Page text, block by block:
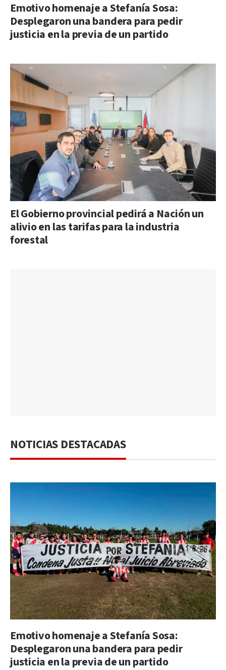
Emotivo homenaje a Stefanía Sosa:
Desplegaron una bandera para pedir
justicia en la previa de un partido
El Gobierno provincial pedirá a Nación un
alivio en las tarifas para la industria
forestal
NOTICIAS DESTACADAS
Emotivo homenaje a Stefanía Sosa:
Desplegaron una bandera para pedir
justicia en la previa de un partido